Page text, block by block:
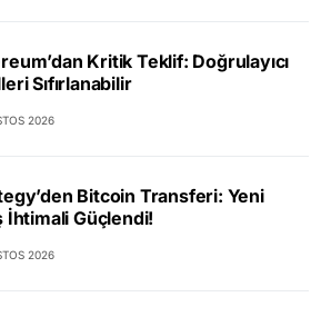
Kritik Teklif: Doğrulayıcı
Sıfırlanabilir
2026
Bitcoin Transferi: Yeni
İhtimali Güçlendi!
2026